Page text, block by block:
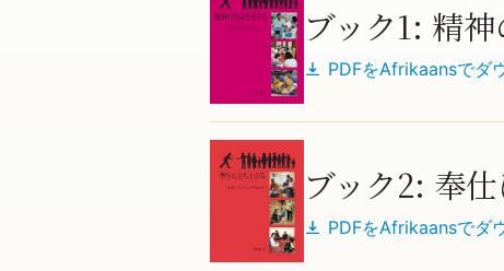
ブック1: 精
PDFをAfrikaansでダ
ブック2: 奉
PDFをAfrikaansでダ